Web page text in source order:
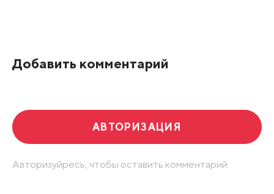
Добавить комментарий
АВТОРИЗАЦИЯ
Авторизуйресь, чтобы оставить комментарий.